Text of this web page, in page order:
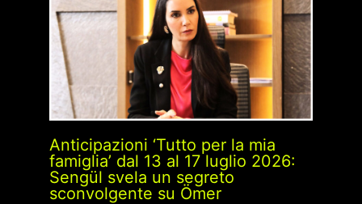
Anticipazioni ‘Tutto per la mia
famiglia’ dal 13 al 17 luglio 2026:
Sengül svela un segreto
sconvolgente su Ömer